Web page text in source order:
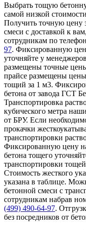
Выбрать тощую
самой низкой
Получить точную цену
смеси с доставкой к
сотрудникам по
97. Фиксированную
уточняйте у
размещены точные
прайсе размещены
тощий за 1 м3.
бетона от завода ГСТ
Транспортировка
кубического метра
от БРУ. Если
прокачки
транспортировки
Фиксированную цену
бетона тощего
транспортировки
Стоимость жесткого
указана в таблице.
бетонной смеси с
сотрудникам набрав
(499) 490-64-97.
без посредников от